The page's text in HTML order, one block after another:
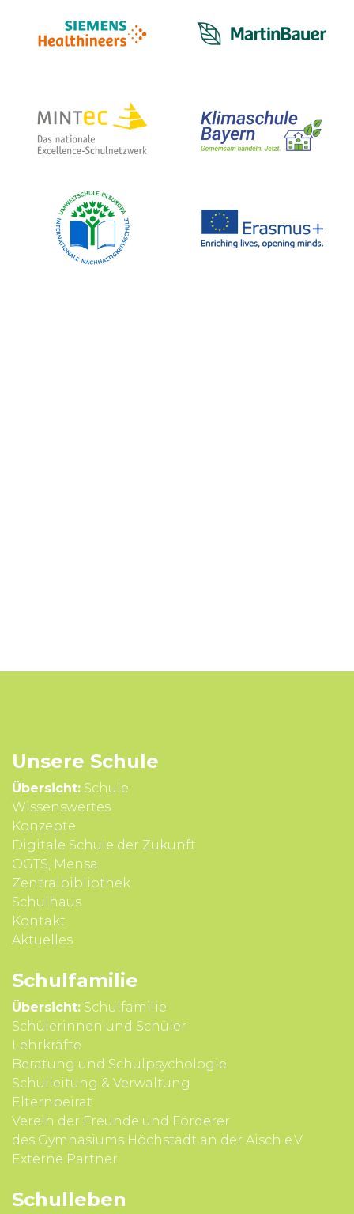
Unsere Schule
Übersicht: Schule
Wissens­wertes
Konzepte
Digitale Schule der Zukunft
OGTS, Mensa
Zentralbibliothek
Schulhaus
Kontakt
Aktuelles
Schul­familie
Übersicht: Schulfamilie
Schülerinnen und Schüler
Lehrkräfte
Beratung und Schul­psycho­logie
Schul­leitung & Verwal­tung
Eltern­beirat
Verein der Freunde und Förderer
des Gymnasiums Höchstadt an der Aisch e.V.
Externe Partner
Schul­leben